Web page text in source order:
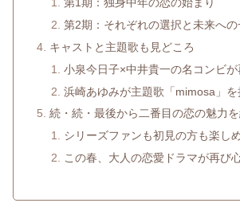
第2期：それぞれの選択と未来への
キャストと主題歌も見どころ
小泉今日子×中井貴一の名コンビが
浜崎あゆみが主題歌「mimosa」を
続・続・最後から二番目の恋の魅力
シリーズファンも初見の方も楽し
この春、大人の恋愛ドラマが再び